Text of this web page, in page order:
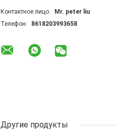
Контактное лицо:
Mr. peter liu
Телефон:
8618203993658
Другие продукты